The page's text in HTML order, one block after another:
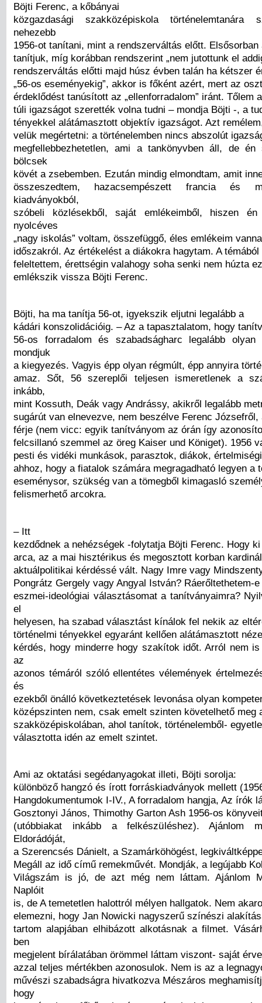
Böjti Ferenc, a kőbányai
közgazdasági szakközépiskola
nehezebb
1956-ot tanítani, mint a rendszerváltás előtt.
tanítjuk, míg korábban rendszerint „nem jutottunk el
rendszerváltás előtti majd húsz évben talán ha kétszer
„56-os eseményekig”, akkor is főként azért, mert az
érdeklődést tanúsított az „ellenforradalom” iránt. Tőlem
túli igazságot szerették volna tudni – mondja Böjti -, a
tényekkel alátámasztott objektív igazságot. Azt
velük megértetni: a történelemben nincs abszolút
megfellebbezhetetlen, ami a tankönyvben áll, de
bölcsek
kövét a zsebemben. Ezután mindig elmondtam, amit
összeszedtem, hazacsempészett francia és
kiadványokból,
szóbeli közlésekből, saját emlékeimből, hiszen én
nyolcéves
„nagy iskolás” voltam, összefüggő, éles emlékeim
időszakról. Az értékelést a diákokra hagytam. A témából
feleltettem, érettségin valahogy soha senki nem húzta
emlékszik vissza Böjti Ferenc.
Böjti, ha ma tanítja 56-ot, igyekszik eljutni legalább a
kádári konszolidációig. – Az a tapasztalatom, hogy
56-os forradalom és szabadságharc legalább
mondjuk
a kiegyezés. Vagyis épp olyan régmúlt, épp annyira
amaz. Sőt, 56 szereplői teljesen ismeretlenek a
inkább,
mint Kossuth, Deák vagy Andrássy, akikről legalább
sugárút van elnevezve, nem beszélve Ferenc
férje (nem vicc: egyik tanítványom az órán így
felcsillanó szemmel az öreg Kaiser und Königet). 1956
pesti és vidéki munkások, parasztok, diákok,
ahhoz, hogy a fiatalok számára megragadható legyen a
eseménysor, szükség van a tömegből kimagasló
felismerhető arcokra.
– Itt
kezdődnek a nehézségek -folytatja Böjti Ferenc. Hogy
arca, az a mai hisztérikus és megosztott korban
aktuálpolitikai kérdéssé vált. Nagy Imre vagy
Pongrátz Gergely vagy Angyal István? Ráerőltethetem-
eszmei-ideológiai választásomat a tanítványaimra?
el
helyesen, ha szabad választást kínálok fel nekik az
történelmi tényekkel egyaránt kellően alátámasztott
kérdés, hogy minderre hogy szakítok időt. Arról nem
az
azonos témáról szóló ellentétes vélemények
és
ezekből önálló következtetések levonása olyan
középszinten nem, csak emelt szinten követelhető meg
szakközépiskolában, ahol tanítok, történelemből-
választotta idén az emelt szintet.
Ami az oktatási segédanyagokat illeti, Böjti sorolja:
különböző hangzó és írott forráskiadványok mellett
Hangdokumentumok I-IV., A forradalom hangja, Az írók
Gosztonyi János, Thimothy Garton Ash 1956-os
(utóbbiakat inkább a felkészüléshez). Ajánlom
Eldorádóját,
a Szerencsés Dánielt, a Szamárköhögést,
Megáll az idő című remekművét. Mondják, a legújabb
Világszám is jó, de azt még nem láttam. Ajánlom
Naplóit
is, de A temetetlen halottról mélyen hallgatok. Nem
elemezni, hogy Jan Nowicki nagyszerű színészi
tartom alapjában elhibázott alkotásnak a filmet.
ben
megjelent bírálatában örömmel láttam viszont- saját
azzal teljes mértékben azonosulok. Nem is az a
művészi szabadságra hivatkozva Mészáros
hogy